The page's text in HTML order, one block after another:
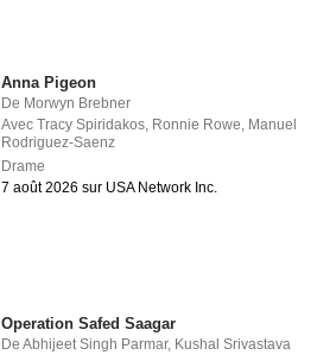
Anna Pigeon
De Morwyn Brebner
AvecTracy Spiridakos, Ronnie Rowe, Manuel
Rodriguez-Saenz
Drame
7 août 2026 sur USA Network Inc.
Operation Safed Saagar
DeAbhijeet Singh Parmar, Kushal Srivastava